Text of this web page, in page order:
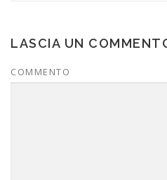
LASCIA UN
COMMENTO